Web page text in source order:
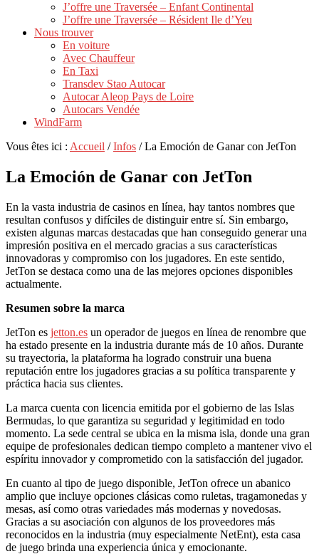
J’offre une Traversée – Enfant Continental
J’offre une Traversée – Résident Ile d’Yeu
Nous trouver
En voiture
Avec Chauffeur
En Taxi
Transdev Stao Autocar
Autocar Aleop Pays de Loire
Autocars Vendée
WindFarm
Vous êtes ici : Accueil / Infos /La Emoción de Ganar con JetTon
La Emoción de Ganar con JetTon
En la vasta industria de casinos en línea, hay tantos nombres que
resultan confusos y difíciles de distinguir entre sí. Sin embargo,
existen algunas marcas destacadas que han conseguido generar una
impresión positiva en el mercado gracias a sus características
innovadoras y compromiso con los jugadores. En este sentido,
JetTon se destaca como una de las mejores opciones disponibles
actualmente.
Resumen sobre la marca
JetTon es jetton.es un operador de juegos en línea de renombre que
ha estado presente en la industria durante más de 10 años. Durante
su trayectoria, la plataforma ha logrado construir una buena
reputación entre los jugadores gracias a su política transparente y
práctica hacia sus clientes.
La marca cuenta con licencia emitida por el gobierno de las Islas
Bermudas, lo que garantiza su seguridad y legitimidad en todo
momento. La sede central se ubica en la misma isla, donde una gran
equipe de profesionales dedican tiempo completo a mantener vivo el
espíritu innovador y comprometido con la satisfacción del jugador.
En cuanto al tipo de juego disponible, JetTon ofrece un abanico
amplio que incluye opciones clásicas como ruletas, tragamonedas y
mesas, así como otras variedades más modernas y novedosas.
Gracias a su asociación con algunos de los proveedores más
reconocidos en la industria (muy especialmente NetEnt), esta casa
de juego brinda una experiencia única y emocionante.